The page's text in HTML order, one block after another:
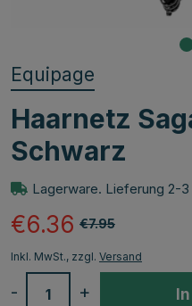
Equipage
Haarnetz
Schwarz
Lagerware. Lieferung 2-
€7.95
€6.36
Inkl. MwSt., zzgl. Versand
+
-